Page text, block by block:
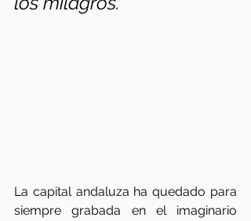
La capital andaluza ha quedado para
siempre grabada en el imaginario